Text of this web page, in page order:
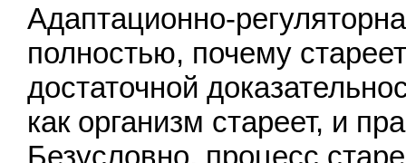
Адаптационно-
полностью, почему
достаточной
как организм стареет, и
Безусловно, процесс